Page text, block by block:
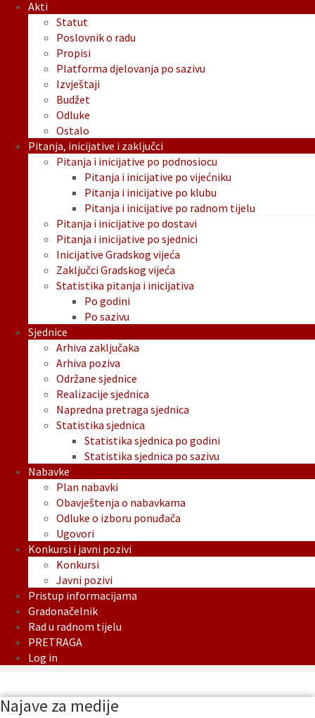
Akti
Statut
Poslovnik o radu
Propisi
Platforma djelovanja po sazivu
Izvještaji
Budžet
Odluke
Ostalo
Pitanja, inicijative i zaključci
Pitanja i inicijative po podnosiocu
Pitanja i inicijative po vijećniku
Pitanja i inicijative po klubu
Pitanja i inicijative po radnom tijelu
Pitanja i inicijative po dostavi
Pitanja i inicijative po sjednici
Inicijative Gradskog vijeća
Zaključci Gradskog vijeća
Statistika pitanja i inicijativa
Po godini
Po sazivu
Sjednice
Arhiva zaključaka
Arhiva poziva
Održane sjednice
Realizacije sjednica
Napredna pretraga sjednica
Statistika sjednica
Statistika sjednica po godini
Statistika sjednica po sazivu
Nabavke
Plan nabavki
Obavještenja o nabavkama
Odluke o izboru ponuđača
Ugovori
Konkursi i javni pozivi
Konkursi
Javni pozivi
Pristup informacijama
Gradonačelnik
Rad u radnom tijelu
PRETRAGA
Log in
Najave za medije